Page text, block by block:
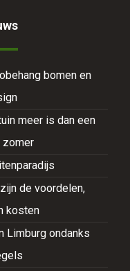
bomen en
meer is dan een
zomer
de voordelen,
kosten
Limburg ondanks